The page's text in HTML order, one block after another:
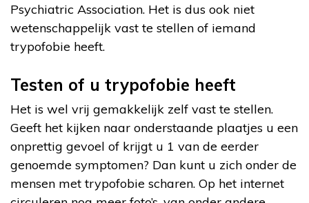
Psychiatric Association. Het is dus ook niet
wetenschappelijk vast te stellen of iemand
trypofobie heeft.
Testen of u trypofobie heeft
Het is wel vrij gemakkelijk zelf vast te stellen.
Geeft het kijken naar onderstaande plaatjes u een
onprettig gevoel of krijgt u 1 van de eerder
genoemde symptomen? Dan kunt u zich onder de
mensen met trypofobie scharen. Op het internet